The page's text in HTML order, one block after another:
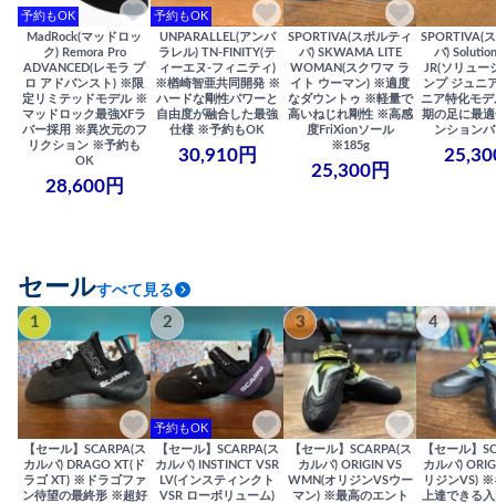
予約もOK
MadRock(マッドロッ
ク) Remora Pro
ADVANCED(レモラ プ
ロ アドバンスト) ※限
定リミテッドモデル ※
マッドロック最強XFラ
バー採用 ※異次元のフ
リクション ※予約も
OK
28,600円
予約もOK
UNPARALLEL(アンパ
ラレル) TN-FINITY(テ
ィーエヌ-フィニティ)
※楢崎智亜共同開発 ※
ハードな剛性パワーと
自由度が融合した最強
仕様 ※予約もOK
30,910円
SPORTIVA(スポルティ
バ) SKWAMA LITE
WOMAN(スクワマ ラ
イト ウーマン) ※適度
なダウントゥ ※軽量で
高いねじれ剛性 ※高感
度FriXionソール
※185g
25,300円
SPORTIVA(
バ)
JR(ソリュー
ンプ ジュニ
ニア特化モ
期の足に最
ンション
セールすべて見る
1
【セール】SCARPA(ス
カルパ) DRAGO XT(ド
ラゴ XT) ※ドラゴファ
ン待望の最終形 ※超好
2
予約もOK
【セール】SCARPA(ス
カルパ) INSTINCT VSR
LV(インスティンクト
VSR ローボリューム)
3
【セール】SCARPA(ス
カルパ) ORIGIN VS
WMN(オリジンVSウー
マン) ※最高のエント
4
【セール】
カルパ)
リジンVS) ※
上達できる